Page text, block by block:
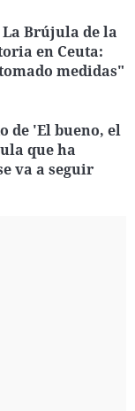
Brújula de la
en Ceuta:
medidas"
de 'El bueno, el
que ha
va a seguir